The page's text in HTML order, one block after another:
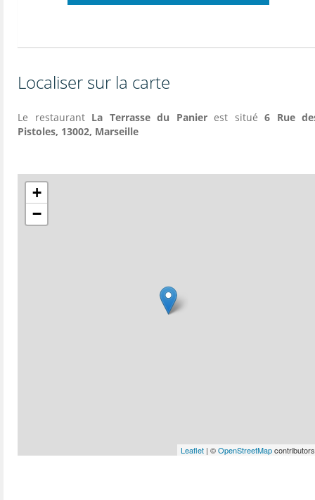
Localiser sur la carte
Le restaurant La Terrasse du Panierest situé 6 Rue
Pistoles, 13002, Marseille
+
−
Leaflet | ©OpenStreetMapcontributors